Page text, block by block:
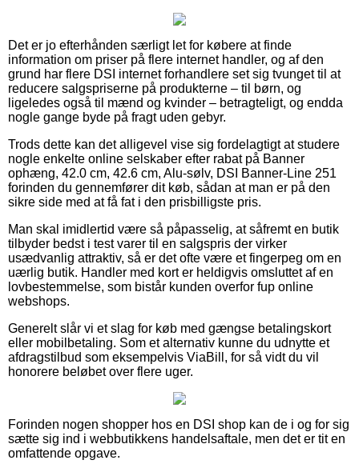
Det er jo efterhånden særligt let for købere at finde
information om priser på flere internet handler, og af den
grund har flere DSI internet forhandlere set sig tvunget til at
reducere salgspriserne på produkterne – til børn, og
ligeledes også til mænd og kvinder – betragteligt, og endda
nogle gange byde på fragt uden gebyr.
Trods dette kan det alligevel vise sig fordelagtigt at studere
nogle enkelte online selskaber efter rabat på Banner
ophæng, 42.0 cm, 42.6 cm, Alu-sølv, DSI Banner-Line 251
forinden du gennemfører dit køb, sådan at man er på den
sikre side med at få fat i den prisbilligste pris.
Man skal imidlertid være så påpasselig, at såfremt en butik
tilbyder bedst i test varer til en salgspris der virker
usædvanlig attraktiv, så er det ofte være et fingerpeg om en
uærlig butik. Handler med kort er heldigvis omsluttet af en
lovbestemmelse, som bistår kunden overfor fup online
webshops.
Generelt slår vi et slag for køb med gængse betalingskort
eller mobilbetaling. Som et alternativ kunne du udnytte et
afdragstilbud som eksempelvis ViaBill, for så vidt du vil
honorere beløbet over flere uger.
Forinden nogen shopper hos en DSI shop kan de i og for sig
sætte sig ind i webbutikkens handelsaftale, men det er tit en
omfattende opgave.